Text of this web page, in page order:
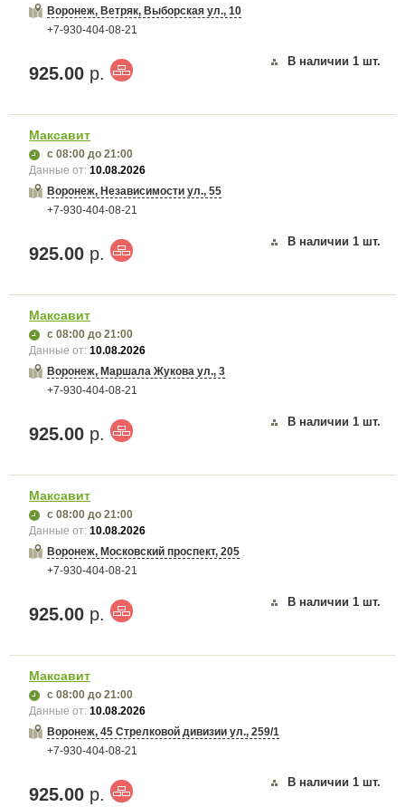
Воронеж, Ветряк, Выборская ул., 10
+7-930-404-08-21
925.00 р.
В наличии 1 шт.
Максавит
с 08:00 до 21:00
Данные от:10.08.2026
Воронеж, Независимости ул., 55
+7-930-404-08-21
925.00 р.
В наличии 1 шт.
Максавит
с 08:00 до 21:00
Данные от:10.08.2026
Воронеж, Маршала Жукова ул., 3
+7-930-404-08-21
925.00 р.
В наличии 1 шт.
Максавит
с 08:00 до 21:00
Данные от:10.08.2026
Воронеж, Московский проспект, 205
+7-930-404-08-21
925.00 р.
В наличии 1 шт.
Максавит
с 08:00 до 21:00
Данные от:10.08.2026
Воронеж, 45 Стрелковой дивизии ул., 259/1
+7-930-404-08-21
925.00 р.
В наличии 1 шт.